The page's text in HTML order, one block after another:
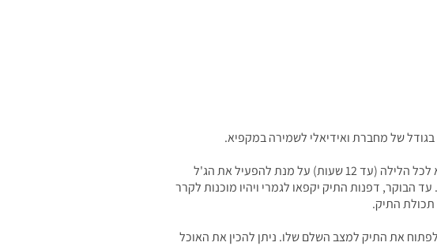
של מחברת ואידיאלי לשמירה במקפיא.
כל התיק נכנס למקפיא לכל הלילה (עד 12 שעות) על מנת להפעיל את הג'ל
הבוקר, דפנות התיק יקפאו לגמרי ויהיו מוכנות לקרר
התיק.
את התיק למצב השלם שלו. ניתן להכין את האוכל